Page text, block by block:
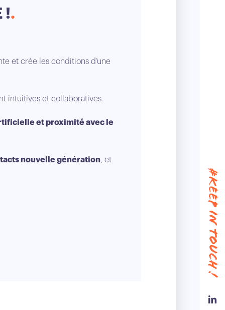
!
et crée les conditions d’une
intuitives et collaboratives.
et proximité avec le
nouvelle génération, et
#keep in touch !